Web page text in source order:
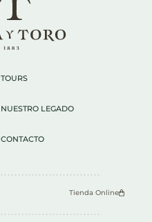
TOURS
NUESTRO LEGADO
CONTACTO
Tienda Online